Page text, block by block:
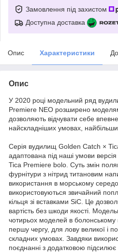
Замовлення під захистом
Доступна доставка
Опис Характеристики
Опис
У 2020 році модельний ряд
Premiere NEO розширено
дозволяють відчувати себе
найскладніших умовах,
Серія вудилищ Golden Catch ×
адаптована під наші умови
Tica Premiere bolo. Суть змін
фурнітури з нітрид титановим
використання в морському
використовуються звичайний
кільця зі вставками SiC. Це
вартість без шкоди якості.
чотирьох моделей в болонському
першу чергу, для лову великої і
складних умовах. Завдяки
поєднанні з додатковою